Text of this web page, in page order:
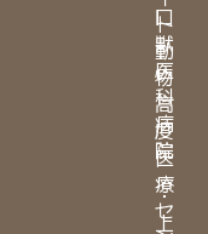
口
獣
医
科
病
院
・
上
ト
動
物
高
度
医
療
セ